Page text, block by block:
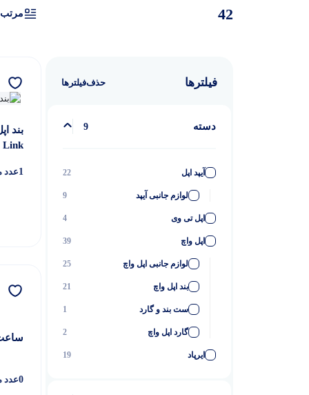
42
فیلترها حذف‌فیلتر‌ها
دسته 9
آیپد اپل 22
لوازم جانبی آیپد 9
اپل تی وی 4
اپل واچ 39
لوازم جانبی اپل واچ 25
بند اپل واچ 21
ست بند و گارد 1
گارد اپل واچ 2
ایرپاد 19
Link
1عدد
0عدد